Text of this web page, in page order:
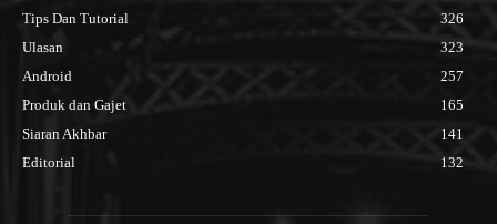
Tips Dan Tutorial
326
Ulasan
323
Android
257
Produk dan Gajet
165
Siaran Akhbar
141
Editorial
132